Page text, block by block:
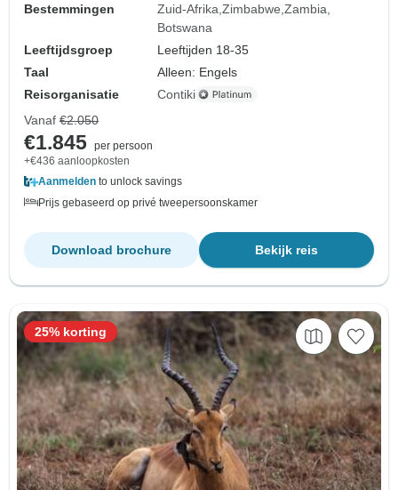
Bestemmingen
Zuid-Afrika Zimbabwe Zambia
Botswana
Leeftijdsgroep
Leeftijden 18-35
Taal
Alleen: Engels
Reisorganisatie
Contiki
Vanaf €2.050
€1.845 per persoon
+€436 aanloopkosten
Aanmelden to unlock savings
Prijs gebaseerd op privé tweepersoonskamer
Bekijk reis
Download brochure
25% korting